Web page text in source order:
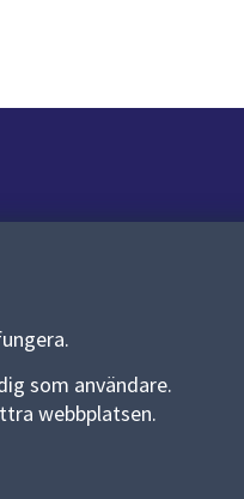
som användare.
webbplatsen.
och diarium
personuppgifter